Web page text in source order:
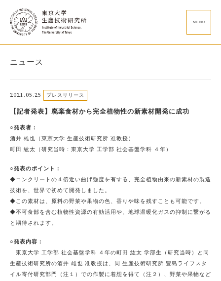
MENU
ニュース
2021.05.25 プレスリリース
【記者発表】廃棄食材から完全植物性の新素材開発に成功
○発表者：
酒井 雄也（東京大学 生産技術研究所 准教授）
町田 紘太（研究当時：東京大学 工学部 社会基盤学科 ４年）
○発表のポイント：
◆コンクリートの４倍近い曲げ強度を有する、完全植物由来の新素材の製造
技術を、世界で初めて開発しました。
◆この素材は、原料の野菜や果物の色、香りや味を残すことも可能です。
◆不可食部を含む植物性資源の有効活用や、地球温暖化ガスの抑制に繋がる
と期待されます。
○発表内容：
東京大学 工学部 社会基盤学科 ４年の町田 紘太 学部生（研究当時）と同
生産技術研究所の酒井 雄也 准教授は、同 生産技術研究所 豊島ライフスタ
イル寄付研究部門（注１）での作製に着想を得て（注２）、野菜や果物など